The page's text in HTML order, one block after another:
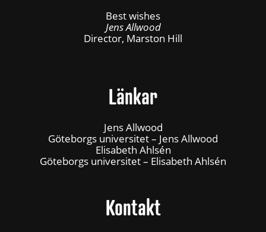
Best wishes
Jens Allwood
Director, Marston Hill
Länkar
Jens Allwood
Göteborgs universitet – Jens Allwood
Elisabeth Ahlsén
Göteborgs universitet – Elisabeth Ahlsén
Kontakt